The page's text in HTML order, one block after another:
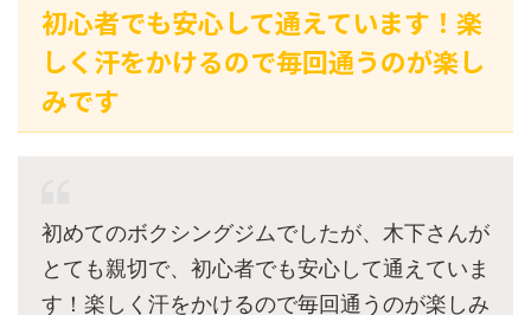
初心者でも安心して通えています！楽
しく汗をかけるので毎回通うのが楽し
みです
初めてのボクシングジムでしたが、木下さんが
とても親切で、初心者でも安心して通えていま
す！楽しく汗をかけるので毎回通うのが楽しみ